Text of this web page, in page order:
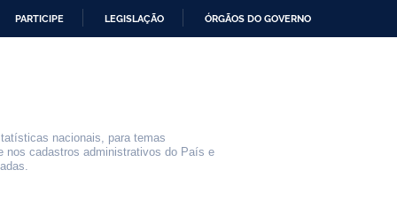
PARTICIPE LEGISLAÇÃO ÓRGÃOS DO GOVERNO
nacionais, para temas
cadastros administrativos do País e